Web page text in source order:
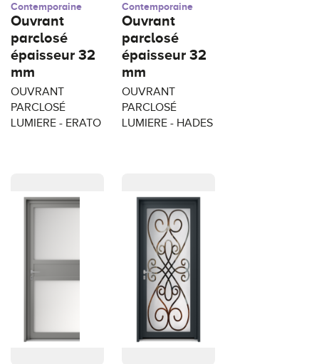
Contemporaine
Ouvrant
parclosé
épaisseur 32
mm
OUVRANT
PARCLOSÉ
LUMIERE - ERATO
Contemporaine
Ouvrant
parclosé
épaisseur 32
mm
OUVRANT
PARCLOSÉ
LUMIERE - HADES